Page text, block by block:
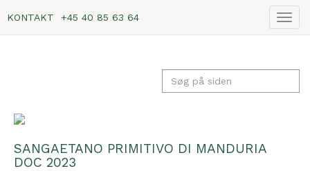
Vis
KONTAKT +45 40 85 63 64
SANGAETANO PRIMITIVO DI MANDURIA
DOC 2023